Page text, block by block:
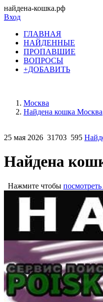
найдена-кошка.рф
Вход
ГЛАВНАЯ
НАЙДЕННЫЕ
ПРОПАВШИЕ
ВОПРОСЫ
+ДОБАВИТЬ
Москва
Найдена кошка Москва
25 мая 2026 31703 595
Найдена
Нажмите чтобы